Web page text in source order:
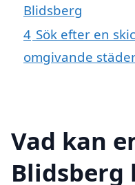
Blidsberg
4 Sök efter en
omgivande
Vad kan